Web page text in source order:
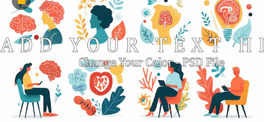
Premium